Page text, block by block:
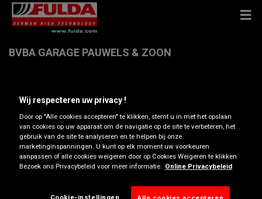
BVBA GARAGE PAUWELS & ZOON
Routebeschrijving
Telefoonnummer bekijken
Wij respecteren uw privacy !
Door op "Alle cookies accepteren" te klikken, stemt u in met het opslaan
van cookies op uw apparaat om de navigatie op de site te verbeteren, het
gebruik van de site te analyseren en te helpen bij onze
marketinginspanningen. U kunt op elk moment uw voorkeuren
aanpassen of alle cookies weigeren door op Cookies Weigeren te klikken.
Bezoek ons Privacybeleid voor meer informatie. Online Privacybeleid
Cookie-instellingen